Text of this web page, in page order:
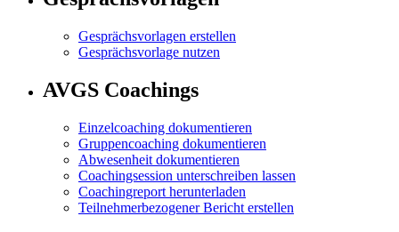
Gesprächsvorlagen erstellen
Gesprächsvorlage nutzen
AVGS Coachings
Einzelcoaching dokumentieren
Gruppencoaching dokumentieren
Abwesenheit dokumentieren
Coachingsession unterschreiben lassen
Coachingreport herunterladen
Teilnehmerbezogener Bericht erstellen